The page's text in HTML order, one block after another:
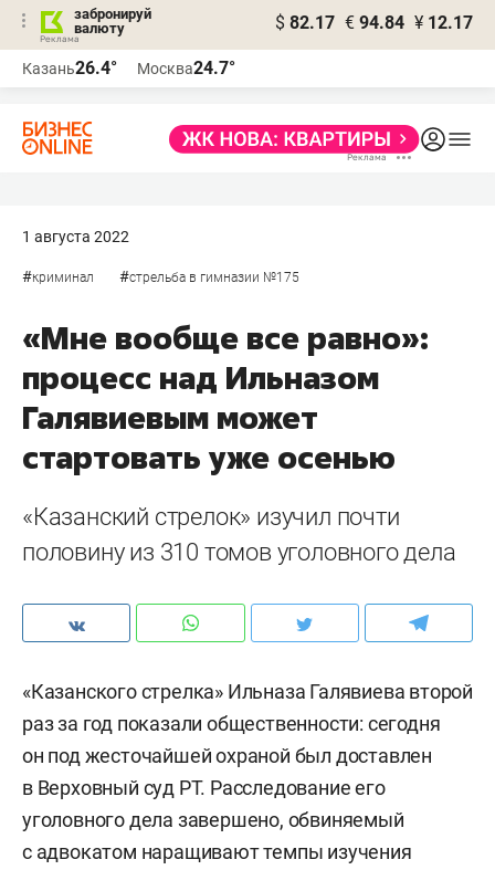
забронируй
валюту
$ 82.17 € 94.84 ¥ 12.17
Казань26.4° Москва24.7°
1 августа 2022
#криминал #стрельба в гимназии №175
«Мне вообще все равно»:
процесс над Ильназом
Галявиевым может
стартовать уже осенью
«Казанский стрелок» изучил почти
половину из 310 томов уголовного дела
«Казанского стрелка» Ильназа Галявиева второй
раз за год показали общественности: сегодня
он под жесточайшей охраной был доставлен
в Верховный суд РТ. Расследование его
уголовного дела завершено, обвиняемый
с адвокатом наращивают темпы изучения